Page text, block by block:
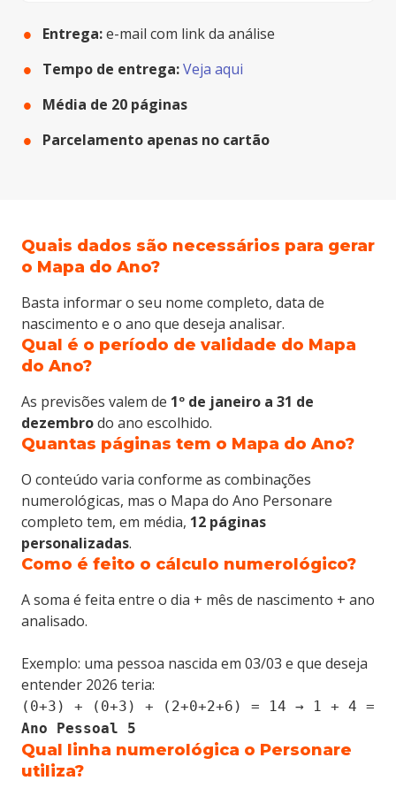
Entrega:e-mail com link da análise
Tempo de entrega:Veja aqui
Média de 20 páginas
Parcelamento apenas no cartão
Cartão de crédito:Entrega imediata
Paypal:Em até 3 horas
Boleto bancário:2 dias úteis
Fale conosco.
Quais dados são necessários para gerar
o Mapa do Ano?
Basta informar o seu nome completo, data de
nascimento e o ano que deseja analisar.
Qual é o período de validade do Mapa
do Ano?
As previsões valem de 1º de janeiro a 31 de
dezembrodo ano escolhido.
Quantas páginas tem o Mapa do Ano?
O conteúdo varia conforme as combinações
numerológicas, mas o Mapa do Ano Personare
completo tem, em média, 12 páginas
personalizadas.
Como é feito o cálculo numerológico?
A soma é feita entre o dia + mês de nascimento + ano
analisado.
Exemplo: uma pessoa nascida em 03/03 e que deseja
entender 2026 teria:
(0+3) + (0+3) + (2+0+2+6) = 14 → 1 + 4 =
Ano Pessoal 5
Qual linha numerológica o Personare
utiliza?